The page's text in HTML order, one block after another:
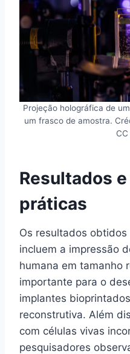
Projeção holográfica de
um frasco de amostra.
CC
Resultados
práticas
Os resultados
incluem a impressão
humana em tamanho
importante para o
implantes
reconstrutiva. Além
com células vivas
pesquisadores